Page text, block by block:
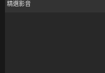
精選影音